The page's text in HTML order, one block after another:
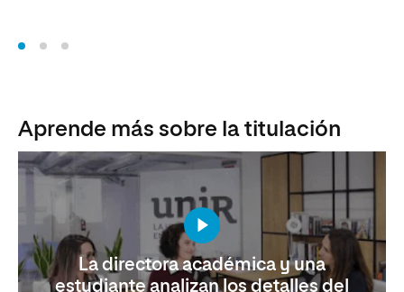
Aprende más sobre la titulación
La directora académica y una
estudiante analizan los detalles del